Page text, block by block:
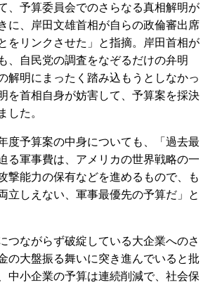
、予算委員会でのさらなる真相解明が
に、岸田文雄首相が自らの政倫審出席
をリンクさせた」と指摘。岸田首相が
、自民党の調査をなぞるだけの弁明
解明にまったく踏み込もうとしなかっ
を首相自身が妨害して、予算案を採決
した。
度予算案の中身についても、「過去最
る軍事費は、アメリカの世界戦略の一
撃能力の保有などを進めるもので、も
立しえない、軍事最優先の予算だ」と
つながらず破綻している大企業へのさ
の大盤振る舞いに突き進んでいると批
中小企業の予算は連続削減で、社会保